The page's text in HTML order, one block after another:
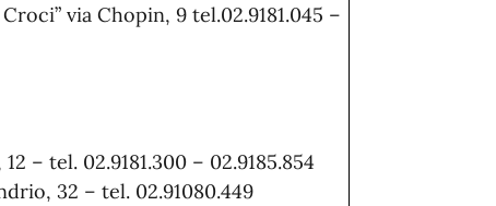
via Chopin, 9 tel.02.9181.045 –
– tel. 02.9181.300 – 02.9185.854
32 – tel. 02.91080.449